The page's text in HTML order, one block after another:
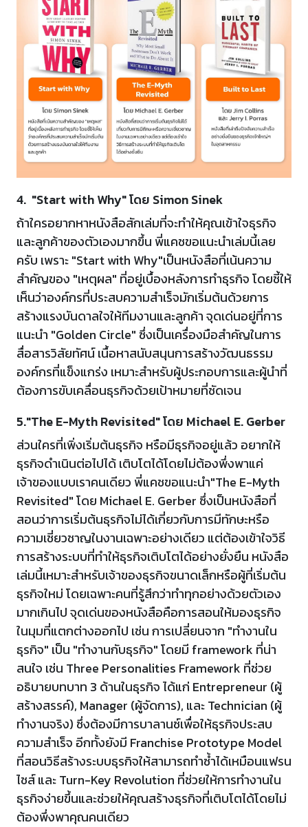
4. "Start with Why" โดย Simon Sinek
ถ้าใครอยากหาหนังสือสักเล่มที่จะทำให้คุณเข้าใจธุรกิจ
และลูกค้าของตัวเองมากขึ้น พี่แคชขอแนะนำเล่มนี้เลย
ครับ เพราะ "Start with Why"เป็นหนังสือที่เน้นความ
สำคัญของ "เหตุผล" ที่อยู่เบื้องหลังการทำธุรกิจ โดยชี้ให้
เห็นว่าองค์กรที่ประสบความสำเร็จมักเริ่มต้นด้วยการ
สร้างแรงบันดาลใจให้ทีมงานและลูกค้า จุดเด่นอยู่ที่การ
แนะนำ "Golden Circle" ซึ่งเป็นเครื่องมือสำคัญในการ
สื่อสารวิสัยทัศน์ เนื้อหาสนับสนุนการสร้างวัฒนธรรม
องค์กรที่แข็งแกร่ง เหมาะสำหรับผู้ประกอบการและผู้นำที่
ต้องการขับเคลื่อนธุรกิจด้วยเป้าหมายที่ชัดเจน
5."The E-Myth Revisited" โดย Michael E. Gerber
ส่วนใครที่เพิ่งเริ่มต้นธุรกิจ หรือมีธุรกิจอยู่แล้ว อยากให้
ธุรกิจดำเนินต่อไปได้ เติบโตได้โดยไม่ต้องพึ่งพาแค่
เจ้าของแบบเราคนเดียว พี่แคชขอแนะนำ"The E-Myth
Revisited" โดย Michael E. Gerber ซึ่งเป็นหนังสือที่
สอนว่าการเริ่มต้นธุรกิจไม่ได้เกี่ยวกับการมีทักษะหรือ
ความเชี่ยวชาญในงานเฉพาะอย่างเดียว แต่ต้องเข้าใจวิธี
การสร้างระบบที่ทำให้ธุรกิจเติบโตได้อย่างยั่งยืน หนังสือ
เล่มนี้เหมาะสำหรับเจ้าของธุรกิจขนาดเล็กหรือผู้ที่เริ่มต้น
ธุรกิจใหม่ โดยเฉพาะคนที่รู้สึกว่าทำทุกอย่างด้วยตัวเอง
มากเกินไป จุดเด่นของหนังสือคือการสอนให้มองธุรกิจ
ในมุมที่แตกต่างออกไป เช่น การเปลี่ยนจาก "ทำงานใน
ธุรกิจ" เป็น "ทำงานกับธุรกิจ" โดยมี framework ที่น่า
สนใจ เช่น Three Personalities Framework ที่ช่วย
อธิบายบทบาท 3 ด้านในธุรกิจ ได้แก่ Entrepreneur (ผู้
สร้างสรรค์), Manager (ผู้จัดการ), และ Technician (ผู้
ทำงานจริง) ซึ่งต้องมีการบาลานซ์เพื่อให้ธุรกิจประสบ
ความสำเร็จ อีกทั้งยังมี Franchise Prototype Model
ที่สอนวิธีสร้างระบบธุรกิจให้สามารถทำซ้ำได้เหมือนแฟรน
ไชส์ และ Turn-Key Revolution ที่ช่วยให้การทำงานใน
ธุรกิจง่ายขึ้นและช่วยให้คุณสร้างธุรกิจที่เติบโตได้โดยไม่
ต้องพึ่งพาคุณคนเดียว